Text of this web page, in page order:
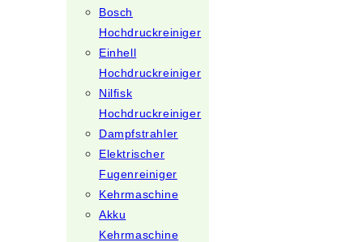
Bosch
Hochdruckreiniger
Einhell
Hochdruckreiniger
Nilfisk
Hochdruckreiniger
Dampfstrahler
Elektrischer
Fugenreiniger
Kehrmaschine
Akku
Kehrmaschine